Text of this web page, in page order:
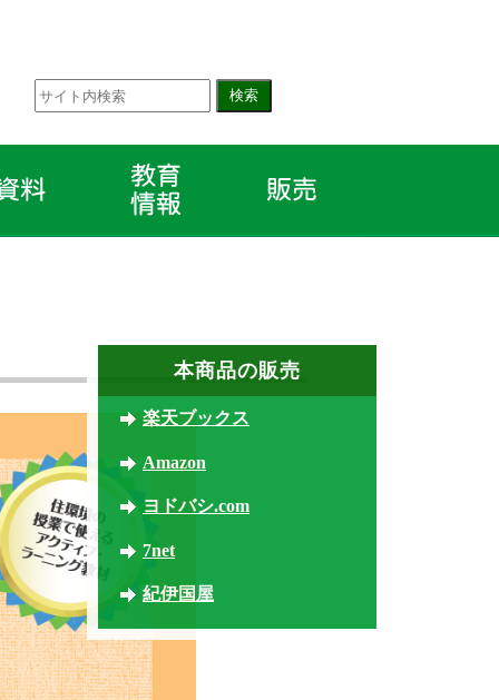
本商品の販売
楽天ブックス
Amazon
ヨドバシ.com
7net
紀伊国屋